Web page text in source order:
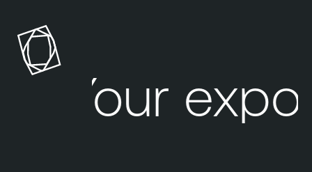
Your